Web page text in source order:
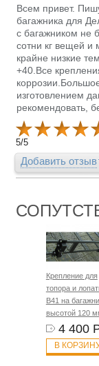
Всем привет.
багажника для
с багажником не
сотни кг вещей и
крайне низкие
+40.Все
изготовлением
рекомендовать,
5/5
Добавить отзыв
Крепление для
топора и
B41 на
высотой 120
4 400
В